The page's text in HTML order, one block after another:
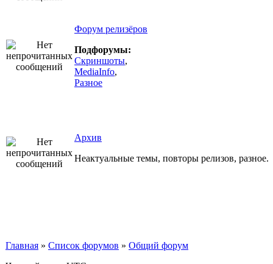
Форум релизёров
Подфорумы:
Скриншоты,
MediaInfo,
Разное
Архив
Неактуальные темы, повторы релизов, разное.
Главная » Список форумов » Общий форум